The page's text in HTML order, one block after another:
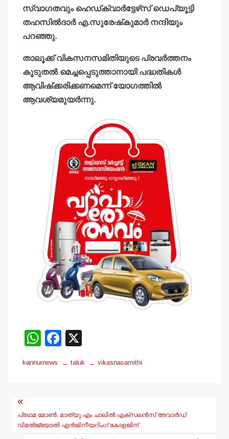
സ്വാഗതവും ഹെഡ്ക്വാര്‍ട്ടേഴ്‌സ് ഡെപ്യൂട്ടി
തഹസില്‍ദാര്‍ എ.സുരേഷ്‌കുമാര്‍ നന്ദിയും
പറഞ്ഞു.
താലൂക്ക് വികസനസമിതിയുടെ പ്രവര്‍ത്തനം
കൂടുതല്‍ മെച്ചപ്പെടുത്താനായി പദ്ധതികള്‍
ആവിഷ്‌ക്കരിക്കണമെന്ന് യോഗത്തില്‍
ആവശ്യമുയര്‍ന്നു.
W
at
p
F
c
o
kannurnews taluk vikasnasamithi
Post
navigation
പ്രഥമ മോണ്‍. മാത്യു എം ചാലില്‍ എക്‌സലന്‍സ് അവാര്‍ഡ്
വിമല്‍ജ്യോതി എന്‍ജിനീയറിംഗ് കോളജിന്